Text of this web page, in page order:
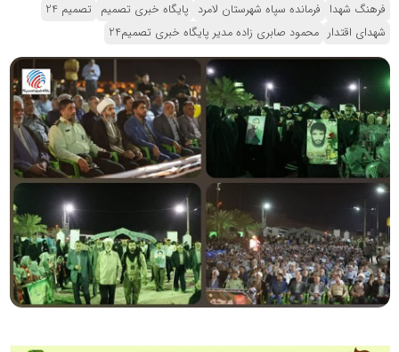
فرهنگ شهدا فرمانده سپاه شهرستان لامرد پایگاه خبری تصمیم تصمیم 24
شهدای اقتدار محمود صابری زاده مدیر پایگاه خبری تصمیم24